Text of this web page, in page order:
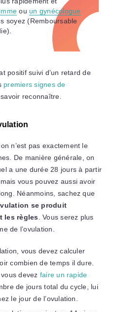
ou un gynécologue
soyez (Remboursable
positif suivi d’un retard de
premiers signes de
savoir reconnaître.
n’est pas exactement le
De manière générale, on
a une durée 28 jours à partir
vous pouvez aussi avoir
Néanmoins, sachez que
se produit
les règles
. Vous serez plus
de l’ovulation.
vous devez calculer
combien de temps il dure.
devez faire un rapide
de jours total du cycle, lui
le jour de l’ovulation.